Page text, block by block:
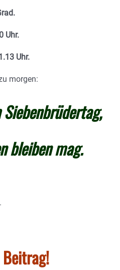
Uhr.
Uhr.
morgen:
bleiben mag.
Beitrag!